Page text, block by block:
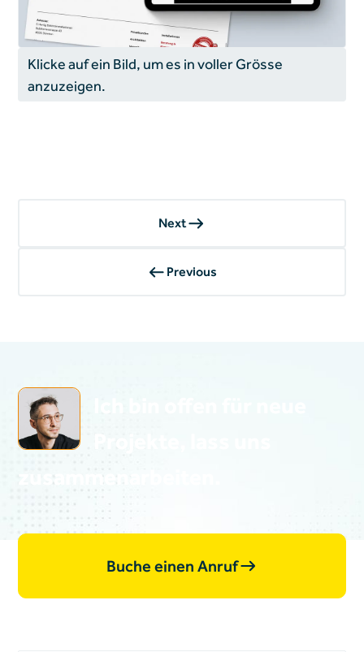
Klicke auf ein Bild, um es in voller Grösse
anzuzeigen.
Previous
Next
Projekte, lass uns
zusammen­arbeiten.
Buche einen Anruf